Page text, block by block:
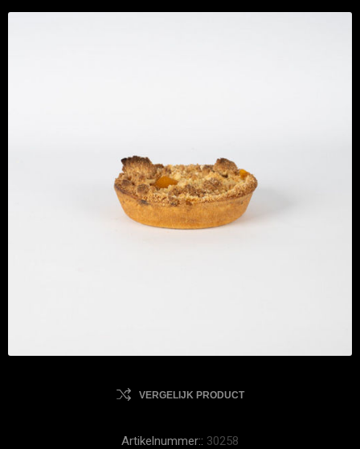
VERGELIJK PRODUCT
Artikelnummer:: 30258